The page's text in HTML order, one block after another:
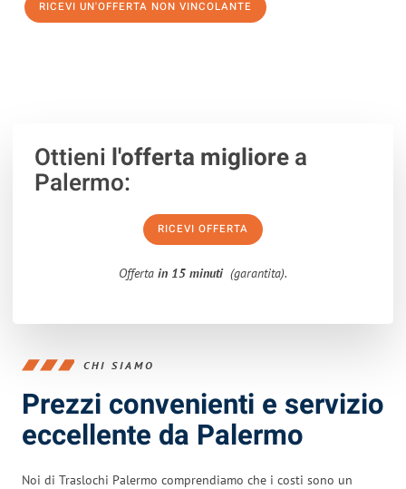
RICEVI UN'OFFERTA NON VINCOLANTE
Ottieni l'offerta migliorea
Palermo:
RICEVI OFFERTA
Offerta in 15 minuti (garantita).
CHI SIAMO
Prezzi convenienti e servizio
eccellente da Palermo
Noi di Traslochi Palermo comprendiamo che i costi sono un